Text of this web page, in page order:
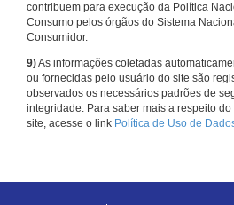
contribuem para execução da Política
Consumo pelos órgãos do Sistema
Consumidor.
9)As informações coletadas
ou fornecidas pelo usuário do site são
observados os necessários padrões de
integridade. Para saber mais a respeito
site, acesse o link Política de Uso de